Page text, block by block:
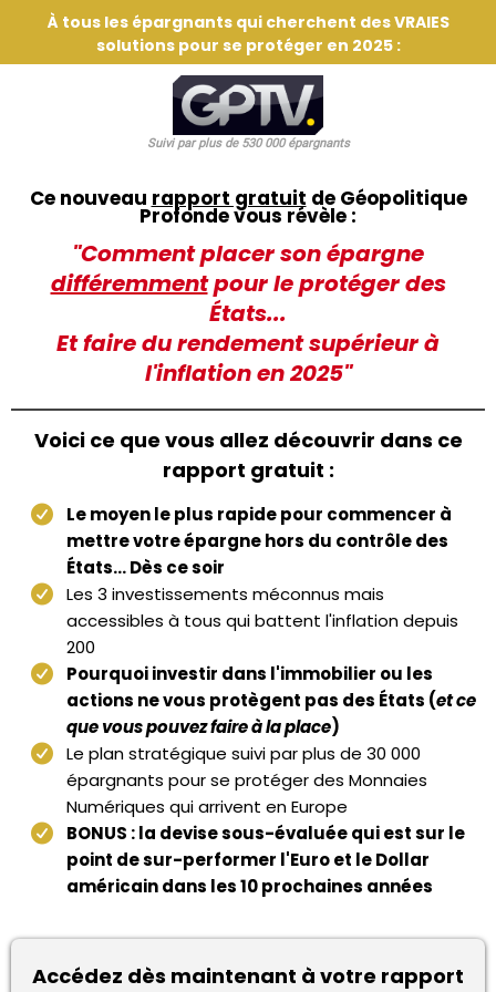
À tous les épargnants qui cherchent des VRAIES
solutions pour se protéger en 2025 :
Suivi par plus de 530 000 épargnants
Ce nouveau rapport gratuit de Géopolitique
Profonde vous révèle :
"Comment placer son épargne
différemmentpour le protéger des
États...
Et faire du rendement supérieur à
l'inflation en 2025"
Voici ce que vous allez découvrir dans ce
rapport gratuit :
Le moyen le plus rapide pour commencer à
mettre votre épargne hors du contrôle des
États... Dès ce soir
Les 3 investissements méconnus mais
accessibles à tous qui battent l'inflation depuis
200
Pourquoi investir dans l'immobilier ou les
actions ne vous protègent pas des États (et ce
que vous pouvez faire à la place)
Le plan stratégique suivi par plus de 30 000
épargnants pour se protéger des Monnaies
Numériques qui arrivent en Europe
BONUS : la devise sous-évaluée qui est sur le
point de sur-performer l'Euro et le Dollar
américain dans les 10 prochaines années
Accédez dès maintenant à votre rapport